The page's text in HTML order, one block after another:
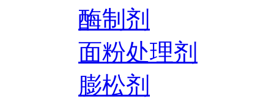
酶制剂
面粉处理剂
膨松剂